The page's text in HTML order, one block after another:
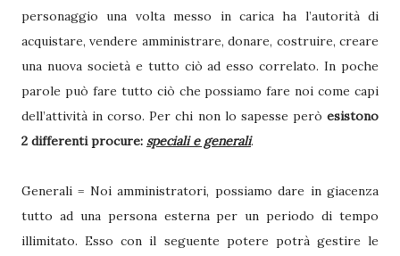
personaggio una volta messo in carica ha l’autorità di
acquistare, vendere amministrare, donare, costruire, creare
una nuova società e tutto ciò ad esso correlato. In poche
parole può fare tutto ciò che possiamo fare noi come capi
dell’attività in corso. Per chi non lo sapesse però esistono
2 differenti procure: speciali e generali.
Generali = Noi amministratori, possiamo dare in giacenza
tutto ad una persona esterna per un periodo di tempo
illimitato. Esso con il seguente potere potrà gestire le